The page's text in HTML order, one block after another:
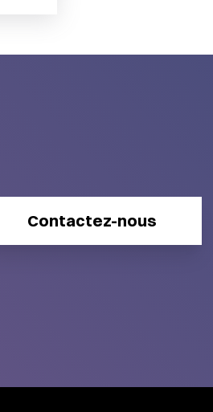
Contactez-nous